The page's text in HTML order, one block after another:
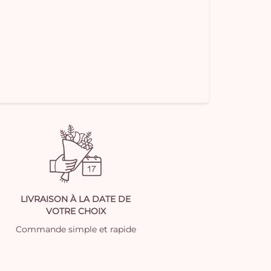
LIVRAISON À LA DATE DE
VOTRE CHOIX
Commande simple et rapide